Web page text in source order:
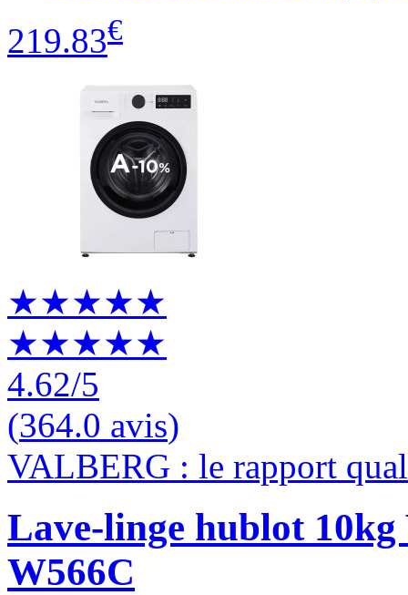
219.83€
★★★★★
★★★★★
4.62/5
(364.0 avis)
VALBERG : le rapport
Lave-linge hublot
W566C